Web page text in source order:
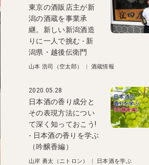
東京の酒販店主が新
潟の酒蔵を事業承
継。新しい新潟酒造
りに一人で挑む - 新
潟県・越後伝衛門
山本 浩司（空太郎） | 酒蔵情報
2020.05.28
日本酒の香り成分と
その表現方法につい
て深く知っておこう!
- 日本酒の香りを学ぶ
（吟醸香編）
山岸 勇太（ニトロン） | 日本酒を学ぶ